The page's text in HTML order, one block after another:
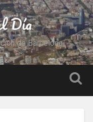
Día
de Barcelona